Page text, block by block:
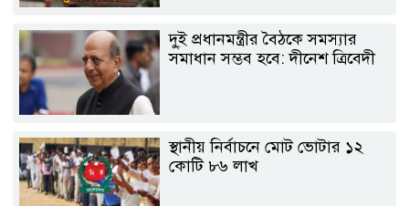
দু্ই প্রধানমন্ত্রীর বৈঠকে সমস্যার
সমাধান সম্ভব হবে: দীনেশ ত্রিবেদী
স্থানীয় নির্বাচনে মোট ভোটার ১২
কোটি ৮৬ লাখ